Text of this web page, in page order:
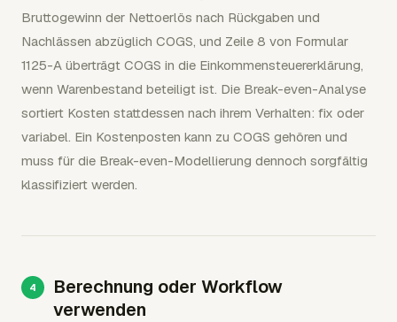
Bruttogewinn der Nettoerlös nach Rückgaben und
Nachlässen abzüglich COGS, und Zeile 8 von Formular
1125-A überträgt COGS in die Einkommensteuererklärung,
wenn Warenbestand beteiligt ist. Die Break-even-Analyse
sortiert Kosten stattdessen nach ihrem Verhalten: fix oder
variabel. Ein Kostenposten kann zu COGS gehören und
muss für die Break-even-Modellierung dennoch sorgfältig
klassifiziert werden.
Berechnung oder Workflow
verwenden